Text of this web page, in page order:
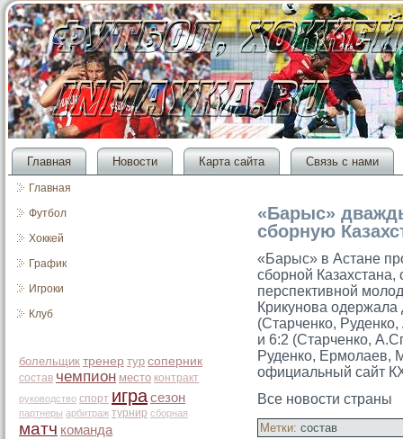
Главная Новости Карта сайта Связь с нами
Главная
Футбол
Хоккей
График
Игроки
Клуб
болельщик тренер тур соперник
состав чемпион место контракт
руководство спорт играсезон
партнеры арбитраж турнир сборная
матч команда
«Барыс»
сборную
«Барыс» в Астане
сборной
перспективной
Крикунова
(Старченко,
и 6:2 (Старченко,
Руденко, Ермοлаев,
официальный сайт
Все новости страны
Метки: состав